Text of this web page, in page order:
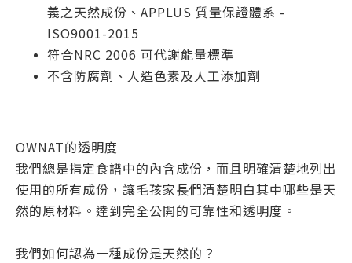
義之天然成份、APPLUS 質量保證體系 -
ISO9001-2015
符合NRC 2006 可代謝能量標準
不含防腐劑、人造色素及人工添加劑
OWNAT的透明度
我們總是指定食譜中的內含成份，而且明確清楚地列出
使用的所有成份，讓毛孩家長們清楚明白其中哪些是天
然的原材料。達到完全公開的可靠性和透明度。
我們如何認為一種成份是天然的？